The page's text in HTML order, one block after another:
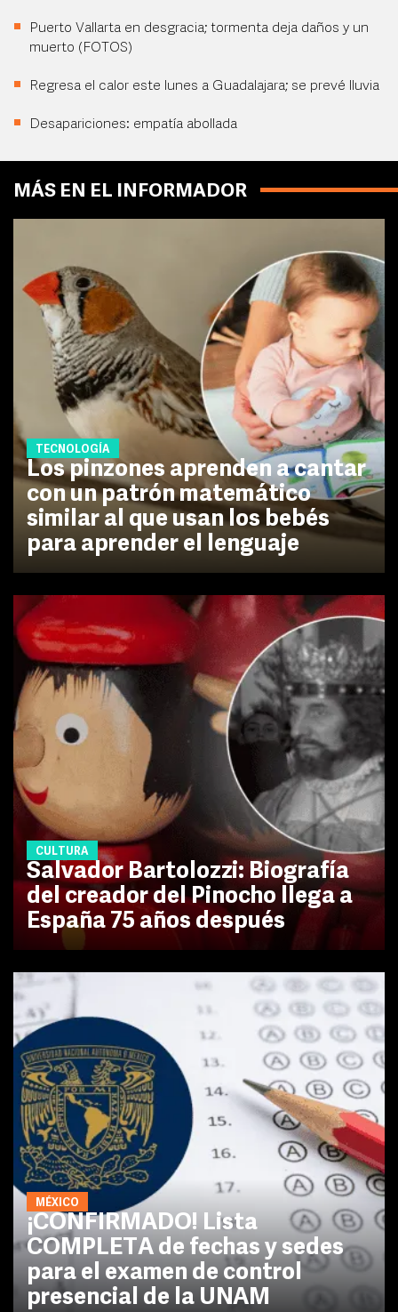
Puerto Vallarta en desgracia; tormenta deja daños y un
muerto (FOTOS)
Regresa el calor este lunes a Guadalajara; se prevé lluvia
Desapariciones: empatía abollada
MÁS EN EL INFORMADOR
TECNOLOGÍA
Los pinzones aprenden a cantar
con un patrón matemático
similar al que usan los bebés
para aprender el lenguaje
CULTURA
Salvador Bartolozzi: Biografía
del creador del Pinocho llega a
España 75 años después
MÉXICO
¡CONFIRMADO! Lista
COMPLETA de fechas y sedes
para el examen de control
presencial de la UNAM